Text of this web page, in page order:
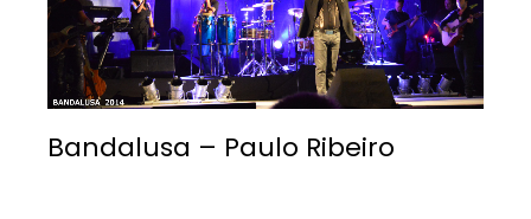
Bandalusa – Paulo Ribeiro